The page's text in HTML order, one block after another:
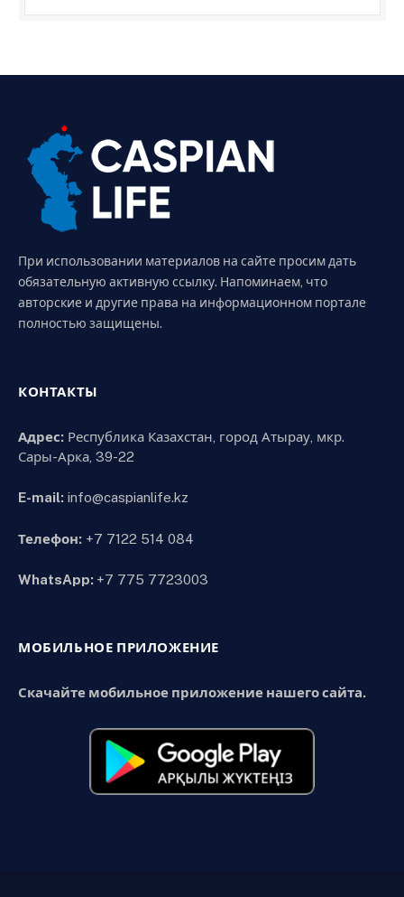
При использовании материалов на сайте просим дать
обязательную активную ссылку. Напоминаем, что
авторские и другие права на информационном портале
полностью защищены.
КОНТАКТЫ
Адрес: Республика Казахстан, город Атырау, мкр.
Сары-Арка, 39-22
E-mail: info@caspianlife.kz
Телефон: +7 7122 514 084
WhatsApp: +7 775 7723003
МОБИЛЬНОЕ ПРИЛОЖЕНИЕ
Скачайте мобильное приложение нашего сайта.